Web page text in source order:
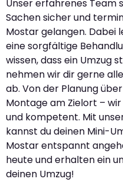
Unser erfahrenes Team
Sachen sicher und
Mostar gelangen. Dabei
eine sorgfältige
wissen, dass ein Umzug
nehmen wir dir gerne
ab. Von der Planung
Montage am Zielort –
und kompetent. Mit
kannst du deinen Mini-
Mostar entspannt
heute und erhalten ein
deinen Umzug!